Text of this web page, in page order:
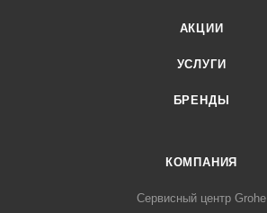
АКЦИИ
УСЛУГИ
БРЕНДЫ
КОМПАНИЯ
Сервисный центр Grohe